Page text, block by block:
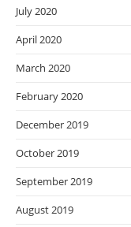
July 2020
April 2020
March 2020
February 2020
December 2019
October 2019
September 2019
August 2019